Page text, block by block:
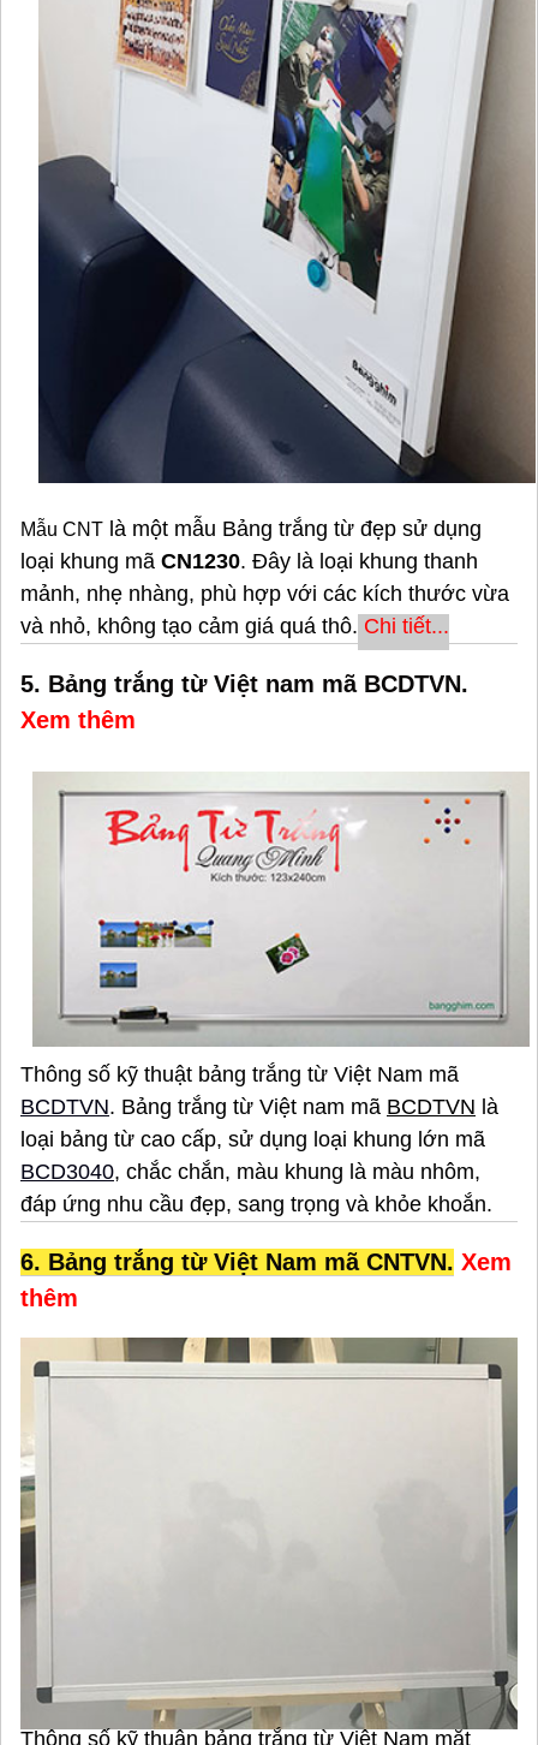
Mẫu CNT là một mẫu Bảng trắng từ đẹp sử dụng
loại khung mã CN1230. Đây là loại khung thanh
mảnh, nhẹ nhàng, phù hợp với các kích thước vừa
và nhỏ, không tạo cảm giá quá thô. Chi tiết...
5. Bảng trắng từ Việt nam mã BCDTVN.
Xem thêm
Thông số kỹ thuật bảng trắng từ Việt Nam mã
BCDTVN. Bảng trắng từ Việt nam mã BCDTVN là
loại bảng từ cao cấp, sử dụng loại khung lớn mã
BCD3040, chắc chắn, màu khung là màu nhôm,
đáp ứng nhu cầu đẹp, sang trọng và khỏe khoắn.
6. Bảng trắng từ Việt Nam mã CNTVN. Xem
thêm
Thông số kỹ thuận bảng trắng từ Việt Nam mặt